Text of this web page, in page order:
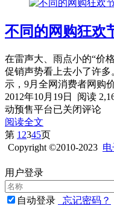
不同的网购狂欢
在雷声大、雨点小的“价
促销声势看上去小了许
示，9月全网消费者网购
2012年10月19日
阅读
动预售平台已关闭评论
阅读全文
第 1 2345页
Copyright ©2010-2023
用户登录
自动登录 忘记密码？